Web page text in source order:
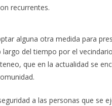
recurrentes.
alguna otra medida para
del tiempo por el
que en la actualidad se
a las personas que se